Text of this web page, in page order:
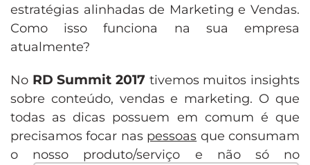
estratégias alinhadas de Marketing e Vendas.
Como isso funciona na sua empresa
atualmente?
No RD Summit 2017 tivemos muitos insights
sobre conteúdo, vendas e marketing. O que
todas as dicas possuem em comum é que
precisamos focar nas pessoas que consumam
o nosso produto/serviço e não só no